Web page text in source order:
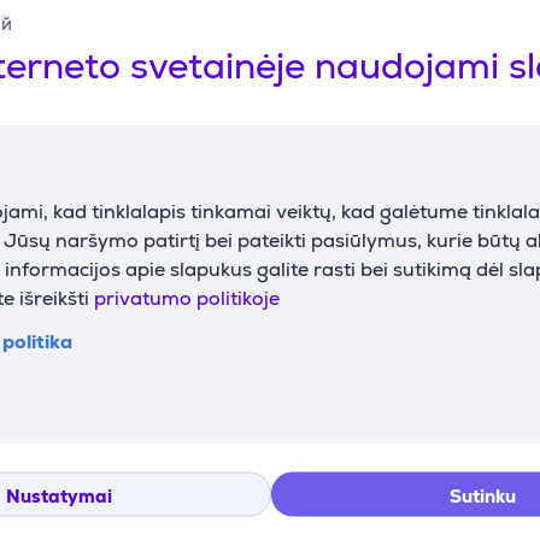
svetainėje naudojami
kad tinklalapis tinkamai veiktų, kad galėtume
naršymo patirtį bei pateikti pasiūlymus, kurie būtų
apie slapukus galite rasti bei sutikimą dėl
išreikšti privatumo politikoje
politika
Nustatymai Sutinku
HDMI
1×
NFC
Ne
Optinis išėjimas
Ne
USB-A
USB-C